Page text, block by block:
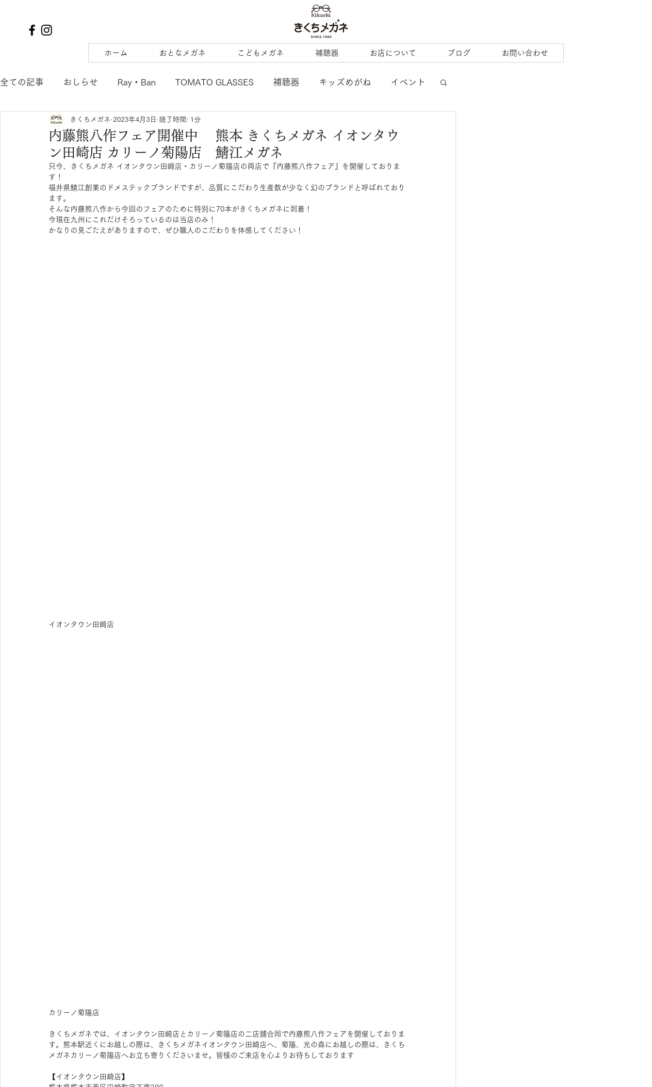
ホーム おとなメガネ こどもメガネ 補聴器 お店について ブログ お問い合わせ
全ての記事 おしらせ Ray・Ban TOMATO GLASSES 補聴器 キッズめがね イベント
TIFFANY&Co. to hers SOLAIZ DJUAL
SAMURAI SHO mu tsubura AQUALIBERTY LineArt
POLICE
内藤熊八作フェア開催中 熊本 きくちメガネ イオンタウ
ン田崎店 カリーノ菊陽店 鯖江メガネ
きくちメガネ 2023年4月3日 読了時間: 1分
只今、きくちメガネ イオンタウン田崎店・カリーノ菊陽店の両店で『内藤熊八作フェア』を開催しておりま
す！
福井県鯖江創業のドメステックブランドですが、品質にこだわり生産数が少なく幻のブランドと呼ばれており
ます。
そんな内藤熊八作から今回のフェアのために特別に70本がきくちメガネに到着！
今現在九州にこれだけそろっているのは当店のみ！
かなりの見ごたえがありますので、ぜひ職人のこだわりを体感してください！
イオンタウン田崎店
カリーノ菊陽店
きくちメガネでは、イオンタウン田崎店とカリーノ菊陽店の二店舗合同で内藤熊八作フェアを開催しておりま
す。熊本駅近くにお越しの際は、きくちメガネイオンタウン田崎店へ、菊陽、光の森にお越しの際は、きくち
メガネカリーノ菊陽店へお立ち寄りくださいませ。皆様のご来店を心よりお待ちしております
【​イオンタウン田崎店】